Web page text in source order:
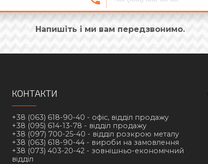
Напишіть і ми вам передзвонимо.
КОНТАКТИ
+38 (063) 618-90-40 - офіс, відділ продажу
+38 (095) 614-13-78 - відділ продажу
+38 (097) 700-25-40 - відділ розкрою металу
+38 (063) 618-90-44 - вироби на замовлення
+38 (073) 403-20-42 - зовнішньо-економічний
відділ